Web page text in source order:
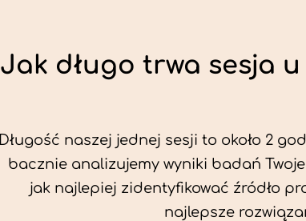
Jak długo trwa sesja
Długość naszej jednej sesji to około 2
bacznie analizujemy wyniki badań
jak najlepiej zidentyfikować źródło
najlepsze